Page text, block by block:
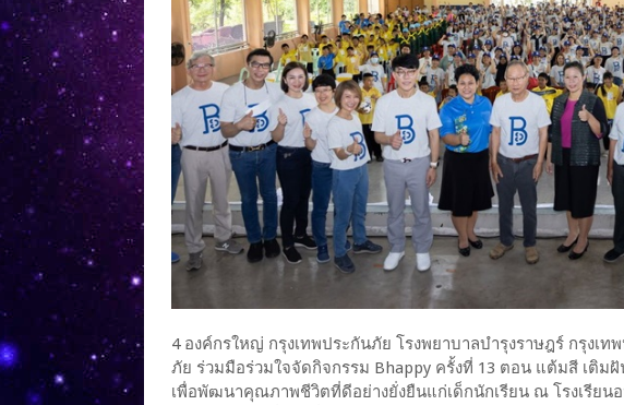
4 องค์กรใหญ่ กรุงเทพประกันภัย โรงพยาบาลบำรุงราษฎร์ กรุงเ
ภัย ร่วมมือร่วมใจจัดกิจกรรม Bhappy ครั้งที่ 13 ตอน แต้มสี เติม
เพื่อพัฒนาคุณภาพชีวิตที่ดีอย่างยั่งยืนแก่เด็กนักเรียน ณ โรงเรียน